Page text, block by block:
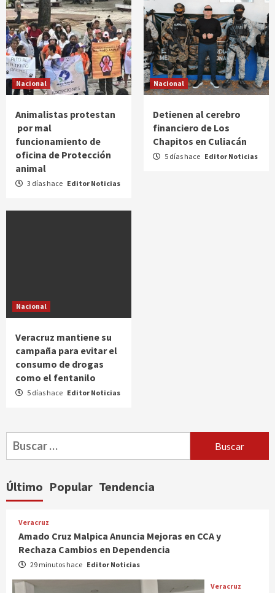
Nacional
Animalistas protestan
por mal
funcionamiento de
oficina de Protección
animal
3 días hace Editor Noticias
Nacional
Detienen al cerebro
financiero de Los
Chapitos en Culiacán
5 días hace Editor Noticias
Nacional
Veracruz mantiene su
campaña para evitar el
consumo de drogas
como el fentanilo
5 días hace Editor Noticias
Buscar:
Último Popular Tendencia
Veracruz
Amado Cruz Malpica Anuncia Mejoras en CCA y
Rechaza Cambios en Dependencia
29 minutos hace Editor Noticias
Veracruz